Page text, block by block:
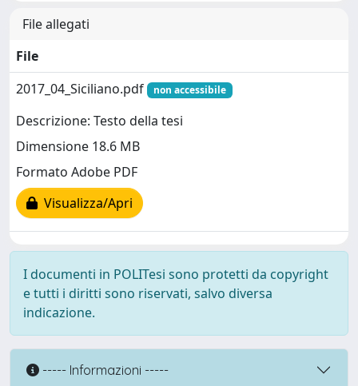
File allegati
File
2017_04_Siciliano.pdf
non accessibile
Descrizione: Testo della tesi
Dimensione 18.6 MB
Formato Adobe PDF
Visualizza/Apri
I documenti in POLITesi sono protetti da copyright
e tutti i diritti sono riservati, salvo diversa
indicazione.
----- Informazioni -----